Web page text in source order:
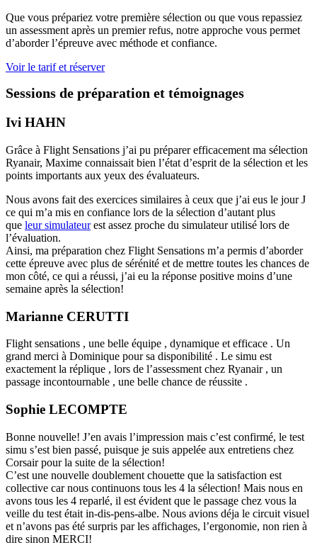
Que vous prépariez votre première sélection ou que vous repassiez
un assessment après un premier refus, notre approche vous permet
d’aborder l’épreuve avec méthode et confiance.
Voir le tarif et réserver
Sessions de préparation et témoignages
Ivi HAHN
Grâce à Flight Sensations j’ai pu préparer efficacement ma sélection
Ryanair, Maxime connaissait bien l’état d’esprit de la sélection et les
points importants aux yeux des évaluateurs.
Nous avons fait des exercices similaires à ceux que j’ai eus le jour J
ce qui m’a mis en confiance lors de la sélection d’autant plus
que leur simulateurest assez proche du simulateur utilisé lors de
l’évaluation.
Ainsi, ma préparation chez Flight Sensations m’a permis d’aborder
cette épreuve avec plus de sérénité et de mettre toutes les chances de
mon côté, ce qui a réussi, j’ai eu la réponse positive moins d’une
semaine après la sélection!
Marianne CERUTTI
Flight sensations , une belle équipe , dynamique et efficace . Un
grand merci à Dominique pour sa disponibilité . Le simu est
exactement la réplique , lors de l’assessment chez Ryanair , un
passage incontournable , une belle chance de réussite .
Sophie LECOMPTE
Bonne nouvelle! J’en avais l’impression mais c’est confirmé, le test
simu s’est bien passé, puisque je suis appelée aux entretiens chez
Corsair pour la suite de la sélection!
C’est une nouvelle doublement chouette que la satisfaction est
collective car nous continuons tous les 4 la sélection! Mais nous en
avons tous les 4 reparlé, il est évident que le passage chez vous la
veille du test était in-dis-pens-albe. Nous avions déja le circuit visuel
et n’avons pas été surpris par les affichages, l’ergonomie, non rien à
dire sinon MERCI!